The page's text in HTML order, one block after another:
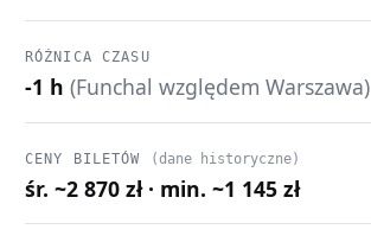
RÓŻNICA CZASU
-1 h (Funchal względem Warszawa)
CENY BILETÓW (dane historyczne)
śr. ~2 870 zł · min. ~1 145 zł